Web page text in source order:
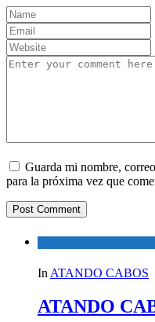
Guarda mi nombre,
para la próxima vez que
In ATANDO CABOS
ATANDO